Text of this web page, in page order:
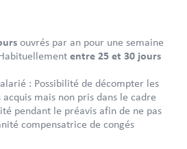
ouvrés par an pour une semaine
entre 25 et 30 jours
: Possibilité de décompter les
acquis mais non pris dans le cadre
pendant le préavis afin de ne pas
compensatrice de congés